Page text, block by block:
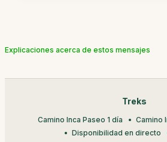
Explicaciones acerca de estos mensajes
Treks
Camino Inca Paseo 1 día
Camino
Disponibilidad en directo